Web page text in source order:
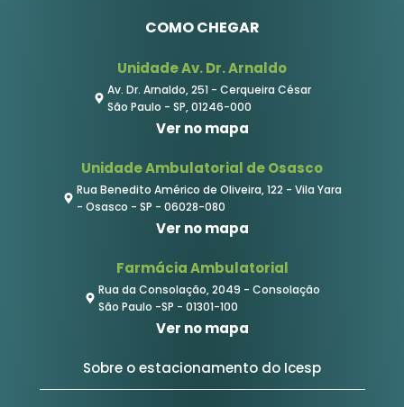
COMO CHEGAR
Unidade Av. Dr. Arnaldo
Av. Dr. Arnaldo, 251 - Cerqueira César
São Paulo - SP, 01246-000
Ver no mapa
Unidade Ambulatorial de Osasco
Rua Benedito Américo de Oliveira, 122 - Vila Yara
- Osasco - SP - 06028-080
Ver no mapa
Farmácia Ambulatorial
Rua da Consolação, 2049 - Consolação
São Paulo -SP - 01301-100
Ver no mapa
Sobre o estacionamento do Icesp